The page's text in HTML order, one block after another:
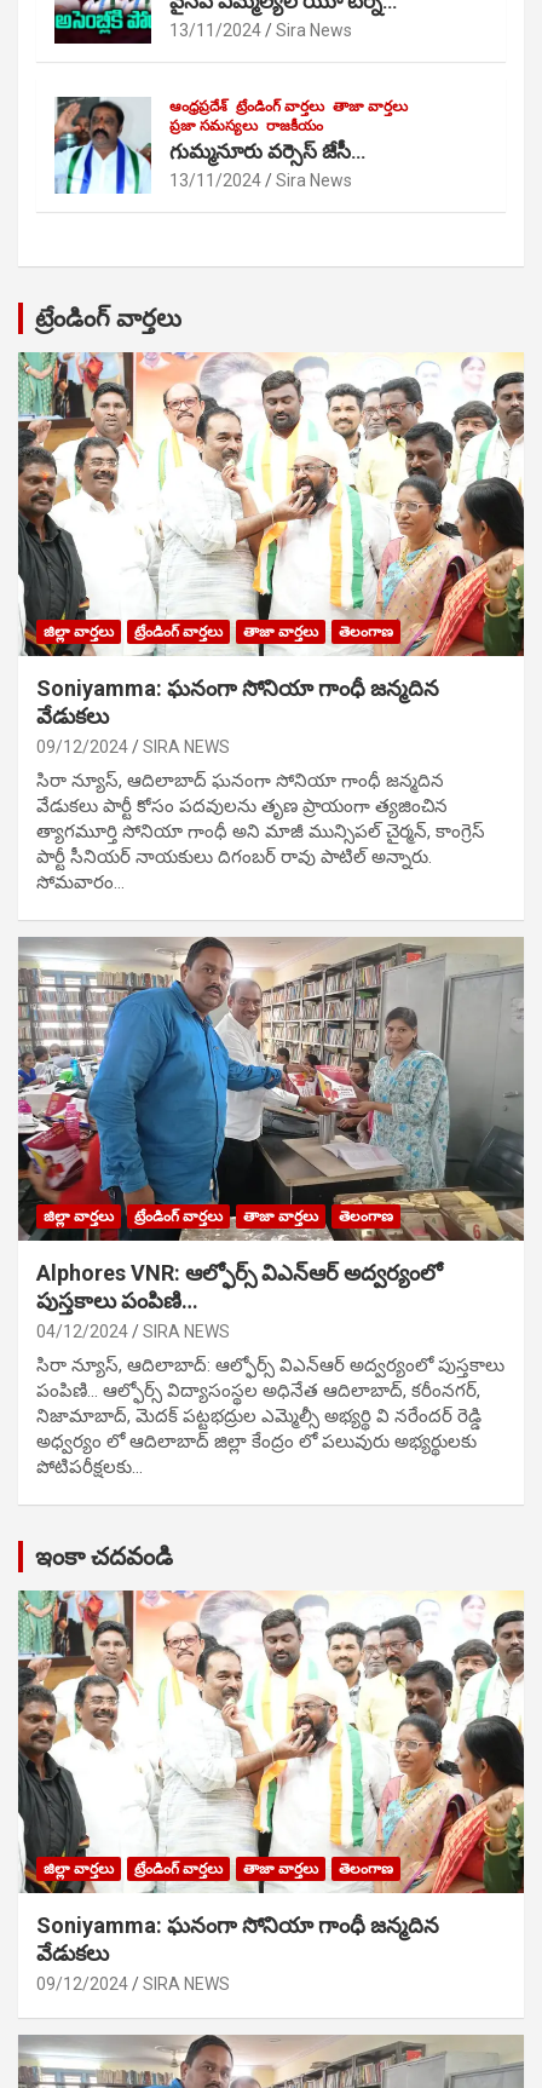
13/11/2024 Sira News
ఆంధ్రప్రదేశ్ ట్రేండింగ్ వార్తలు తాజా వార్తలు
ప్రజా సమస్యలు రాజకీయం
గుమ్మనూరు వర్సెస్ జేసీ…
13/11/2024 Sira News
ట్రేండింగ్ వార్తలు
జిల్లా వార్తలు ట్రేండింగ్ వార్తలు తాజా వార్తలు తెలంగాణ
Soniyamma: ఘ‌నంగా సోనియా గాంధీ జ‌న్మ‌దిన
వేడుక‌లు
09/12/2024 SIRA NEWS
సిరా న్యూస్, ఆదిలాబాద్ ఘ‌నంగా సోనియా గాంధీ జ‌న్మ‌దిన
వేడుక‌లు పార్టీ కోసం ప‌ద‌వుల‌ను తృణ ప్రాయంగా త్య‌జించిన
త్యాగమూర్తి సోనియా గాంధీ అని మాజీ మున్సిప‌ల్ చైర్మ‌న్, కాంగ్రెస్
పార్టీ సీనియ‌ర్ నాయ‌కులు దిగంబ‌ర్ రావు పాటిల్ అన్నారు.
సోమవారం…
జిల్లా వార్తలు ట్రేండింగ్ వార్తలు తాజా వార్తలు తెలంగాణ
Alphores VNR: ఆల్ఫోర్స్ విఎన్ఆర్ అద్వర్యంలో
పుస్తకాలు పంపిణి…
04/12/2024 SIRA NEWS
సిరా న్యూస్, ఆదిలాబాద్: ఆల్ఫోర్స్ విఎన్ఆర్ అద్వర్యంలో పుస్తకాలు
పంపిణి… ఆల్ఫోర్స్ విద్యాసంస్థల అధినేత ఆదిలాబాద్, కరీంనగర్,
నిజామాబాద్, మెదక్ పట్టభద్రుల ఎమ్మెల్సీ అభ్యర్థి వి నరేందర్ రెడ్డి
అధ్వర్యం లో ఆదిలాబాద్ జిల్లా కేంద్రం లో పలువురు అభ్యర్థులకు
పోటిప‌రీక్ష‌ల‌కు…
ఇంకా చదవండి
జిల్లా వార్తలు ట్రేండింగ్ వార్తలు తాజా వార్తలు తెలంగాణ
Soniyamma: ఘ‌నంగా సోనియా గాంధీ జ‌న్మ‌దిన
వేడుక‌లు
09/12/2024 SIRA NEWS